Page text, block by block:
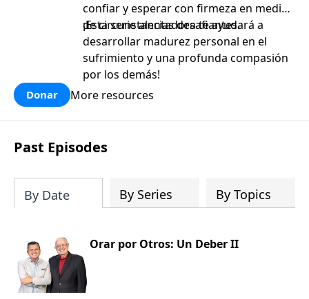
confiar y esperar con firmeza en medio
de circunstancias desafiantes.
¡Esta serie alentadora te ayudará a
desarrollar madurez personal en el
sufrimiento y una profunda compasión
por los demás!
Donar More resources
Past Episodes
By Date By Series By Topics
Orar por Otros: Un Deber II